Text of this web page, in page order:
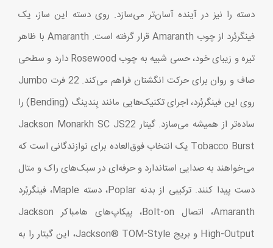
دسته را نیز در آینده آسان‌تر می‌سازد. روی دسته این ساز، یک
فینگربُرد از چوب Amaranth قرار گرفته است. Amaranth با ظاهر
تیره و زیبای خود، حسی شبیه به چوب Rosewood دارد و سطحی
صاف و روان برای حرکت انگشتان فراهم می‌کند. 22 فرت Jumbo
روی این فینگربُرد، اجرای تکنیک‌هایی مانند بِندینگ (Bending) را
ساده‌تر از همیشه می‌سازد. گیتار Jackson Monarkh SC JS22
Tobacco Burst یک انتخاب فوق‌العاده برای نوازندگانی است که
می‌خواهند به صدایی استاندارد و حرفه‌ای در سبک‌های راک و متال
دست پیدا کنند. ترکیبی از بدنه Poplar، دسته Maple، فینگربُرد
Amaranth، اتصال Bolt-on، پیکاپ‌های هامباکر Jackson
High-Output و بریج Jackson® TOM-Style، این گیتار را به